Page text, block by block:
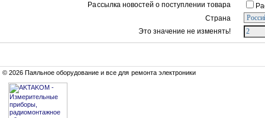
Рассылка новостей о поступлении товара
Страна
Это значение не изменять!
© 2026 Паяльное оборудование и все для ремонта электроники